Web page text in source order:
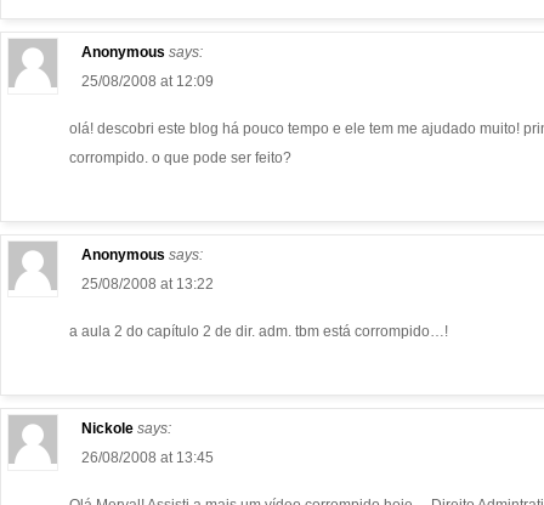
Anonymous says:
25/08/2008 at 12:09
olá! descobri este blog há pouco tempo e ele tem me ajudado muito!
corrompido. o que pode ser feito?
Anonymous says:
25/08/2008 at 13:22
a aula 2 do capítulo 2 de dir. adm. tbm está corrompido…!
Nickole says:
26/08/2008 at 13:45